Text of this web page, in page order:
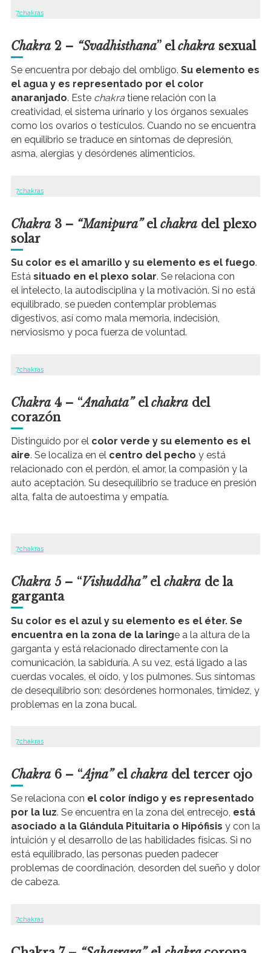
7chakras
Chakra2 – “Svadhisthana” elchakrasexual
Se encuentra por debajo del ombligo. Su elemento es
el agua y es representado por el color
anaranjado. Este chakra tiene relación con la
creatividad, el sistema urinario y los órganos sexuales
como los ovarios o testículos. Cuando no se encuentra
en equilibrio se traduce en síntomas de depresión,
asma, alergias y desórdenes alimenticios.
7chakras
Chakra3 – “Manipura”el chakradel plexo
solar
Su color es el amarillo y su elemento es el fuego.
Está situado en el plexo solar. Se relaciona con
el intelecto, la autodisciplina y la motivación. Si no está
equilibrado, se pueden contemplar problemas
digestivos, así como mala memoria, indecisión,
nerviosismo y poca fuerza de voluntad.
7chakras
Chakra4 – “Anahata”elchakradel
corazón
Distinguido por el color verde y su elemento es el
aire. Se localiza en el centro del pecho y está
relacionado con el perdón, el amor, la compasión y la
auto aceptación. Su desequilibrio se traduce en presión
alta, falta de autoestima y empatía.
7chakras
Chakra5 – “Vishuddha”el chakrade la
garganta
Su color es el azul y su elemento es el éter. Se
encuentra en la zona de la laringe a la altura de la
garganta y está relacionado directamente con la
comunicación, la sabiduría. A su vez, está ligado a las
cuerdas vocales, el oído, y los pulmones. Sus síntomas
de desequilibrio son: desórdenes hormonales, timidez, y
problemas en la zona bucal.
7chakras
Chakra6 – “Ajna”el chakradel tercer ojo
Se relaciona con el color índigo y es representado
por la luz. Se encuentra en la zona del entrecejo, está
asociado a la Glándula Pituitaria o Hipófisis y con la
intuición y el desarrollo de las habilidades físicas. Si no
está equilibrado, las personas pueden padecer
problemas de coordinación, desorden del sueño y dolor
de cabeza.
7chakras